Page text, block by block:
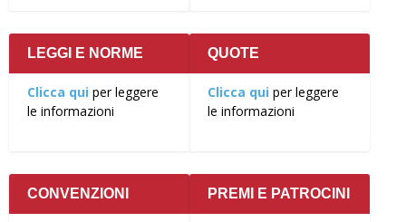
LEGGI E NORME
Clicca qui per leggere
le informazioni
QUOTE
Clicca qui per leggere
le informazioni
CONVENZIONI PREMI E PATROCINI